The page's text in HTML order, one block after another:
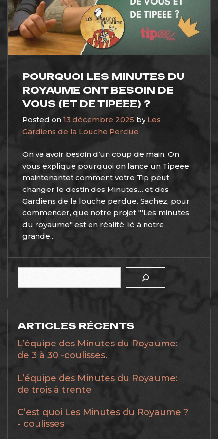
POURQUOI LES MINUTES DU
ROYAUME ONT BESOIN DE
VOUS (ET DE TIPEEE) ?
Posted on 13 décembre 2025 by Les
Gardiens de la Louche Perdue
On va avoir besoin d’un coup de main. On
vous explique pourquoi on lance un Tipeee
maintenantet comment votre Tip peut
changer le destin des Minutes… et des
Gardiens de la louche perdue. Sachez, pour
commencer, que notre projet "'Les minutes
du royaume" est en réalité lié à notre
grande...
ARTICLES RÉCENTS
L’équipe des Minutes du Royaume:
de 3 à 30 -coulisses.
L’équipe des Minutes du Royaume:
de trois à trente
C’est quoi Les Minutes du Royaume ?
- coulisses